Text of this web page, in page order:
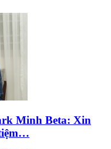
Minh Beta: Xin